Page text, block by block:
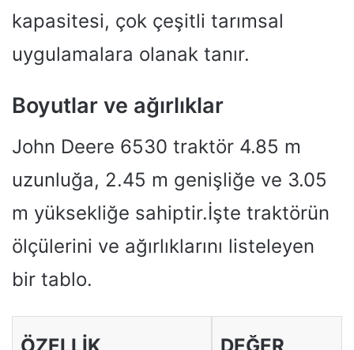
kapasitesi, çok çeşitli tarımsal
uygulamalara olanak tanır.
Boyutlar ve ağırlıklar
John Deere 6530 traktör 4.85 m
uzunluğa, 2.45 m genişliğe ve 3.05
m yüksekliğe sahiptir.İşte traktörün
ölçülerini ve ağırlıklarını listeleyen
bir tablo.